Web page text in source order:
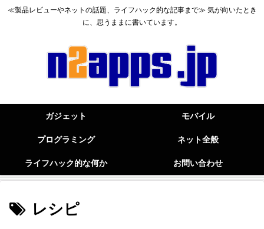
≪製品レビューやネットの話題、ライフハック的な記事まで≫ 気が向いたとき
に、思うままに書いています。
ガジェット モバイル
プログラミング ネット全般
ライフハック的な何か お問い合わせ
レシピ